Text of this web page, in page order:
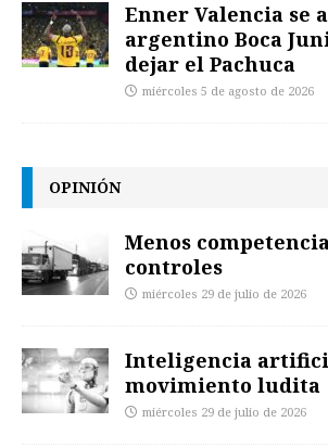
Enner Valencia se
argentino Boca
dejar el Pachuca
miércoles 5 de agosto de 2026
OPINIÓN
Menos
controles
miércoles 29 de julio de 2026
Inteligencia
movimiento ludita
miércoles 29 de julio de 2026